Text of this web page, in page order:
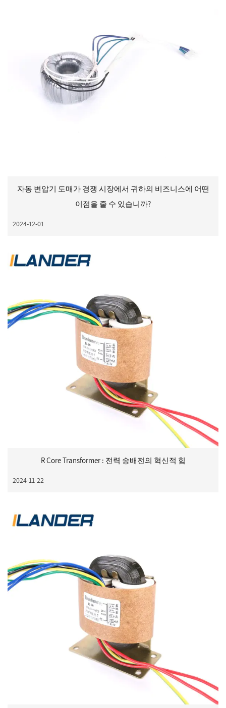
자동 변압기 도매가 경쟁 시장에서 귀하의 비즈니스에 어떤
이점을 줄 수 있습니까?
2024-12-01
R Core Transformer : 전력 송배전의 혁신적 힘
2024-11-22